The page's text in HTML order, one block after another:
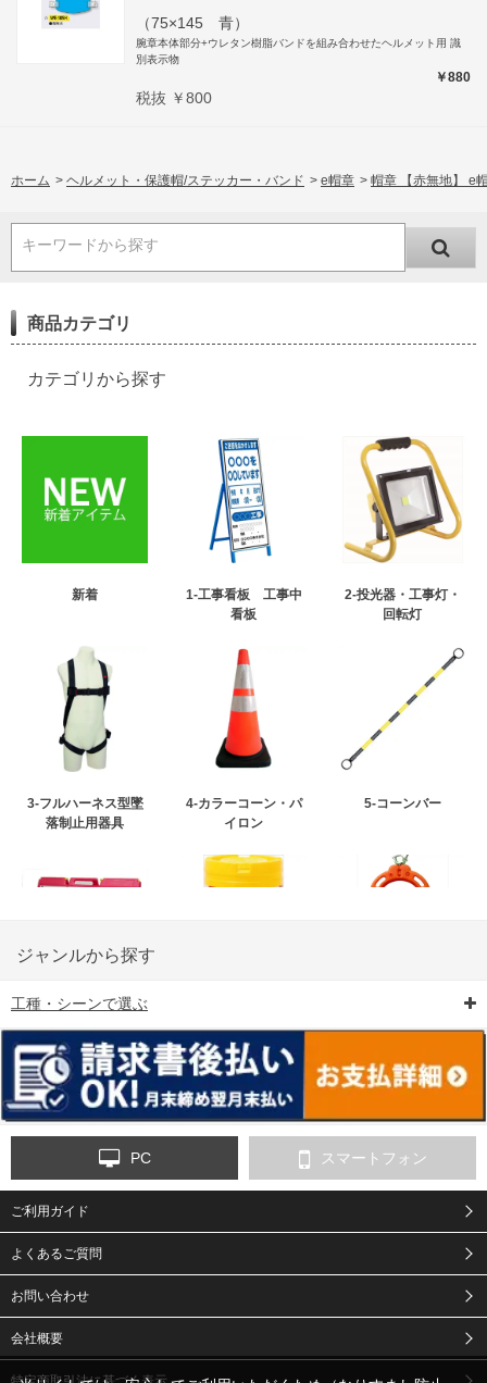
（75×145 青）
腕章本体部分+ウレタン樹脂バンドを組み合わせたヘルメット用 識
別表示物
￥880
税抜 ￥800
ホーム > ヘルメット・保護帽/ステッカー・バンド > e帽章 > 帽章 【赤無地】 e
キーワードから探す
商品カテゴリ
カテゴリから探す
新着
1-工事看板 工事中
看板
2-投光器・工事灯・
回転灯
3-フルハーネス型墜
落制止用器具
4-カラーコーン・パ
イロン
5-コーンバー
6-矢印板/LED矢印板
ンス
9-点字マット・タイ
ジャンルから探す
工種・シーンで選ぶ
PC スマートフォン
ご利用ガイド
よくあるご質問
お問い合わせ
会社概要